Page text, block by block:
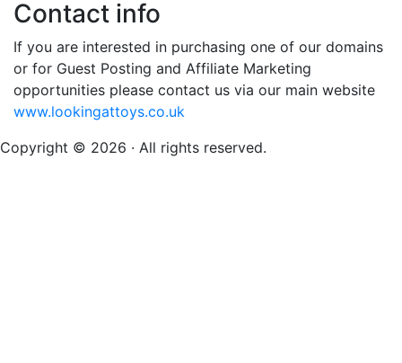
Contact info
If you are interested in purchasing one of our domains
or for Guest Posting and Affiliate Marketing
opportunities please contact us via our main website
www.lookingattoys.co.uk
Copyright © 2026 · All rights reserved.